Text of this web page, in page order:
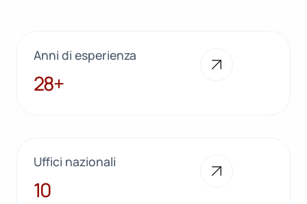
Anni di esperienza
28+
28+
Uffici nazionali
10
10